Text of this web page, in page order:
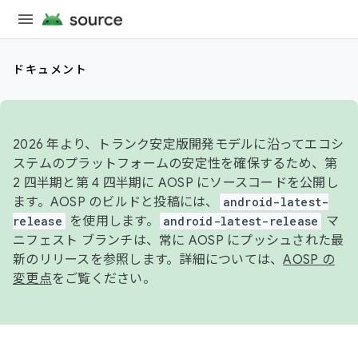
ドキュメント
2026 年より、トランク安定版開発モデルに沿ってエコシ
ステムのプラットフォームの安定性を確保するため、第
2 四半期と第 4 四半期に AOSP にソースコードを公開し
ます。AOSP のビルドと投稿には、
android-latest-
release
を使用します。 android-latest-release
マ
ニフェスト ブランチは、常に AOSP にプッシュされた最
新のリリースを参照します。詳細については、AOSP の
変更点をご覧ください。